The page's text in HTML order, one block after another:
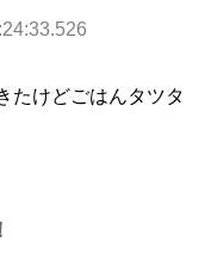
たけどごはんタツタ